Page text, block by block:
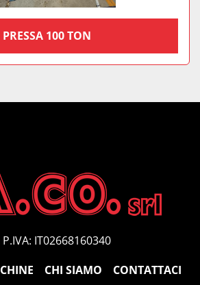
PRESSA 100 TON
P.IVA: IT02668160340
CHI SIAMO CONTATTACI